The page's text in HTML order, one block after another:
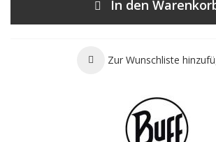
In den
Zur Wunschliste